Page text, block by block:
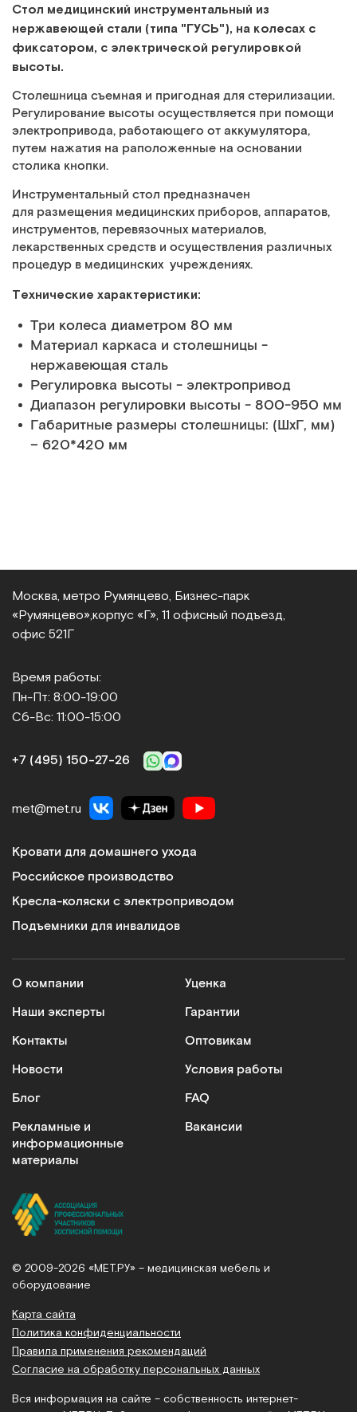
Стол медицинский инструментальный из
нержавеющей стали (типа "ГУСЬ"), на колесах с
фиксатором, с электрической регулировкой
высоты.
Столешница съемная и пригодная для стерилизации.
Регулирование высоты осуществляется при помощи
электропривода, работающего от аккумулятора,
путем нажатия на раположенные на основании
столика кнопки.
Инструментальный стол предназначен
для размещения медицинских приборов, аппаратов,
инструментов, перевязочных материалов,
лекарственных средств и осуществления различных
процедур в медицинских учреждениях.
Технические характеристики:
Три колеса диаметром 80 мм
Материал каркаса и столешницы -
нержавеющая сталь
Регулировка высоты - электропривод
Диапазон регулировки высоты - 800-950 мм
Габаритные размеры столешницы: (ШхГ, мм)
– 620*420 мм
Москва, метро Румянцево, Бизнес‑парк
«Румянцево», корпус «Г», 11 офисный подъезд,
офис 521Г
Время работы:
Пн-Пт: 8:00-19:00
Сб-Вс: 11:00-15:00
+7 (495) 150‑27‑26
met@met.ru
Кровати для домашнего ухода
Российское производство
Кресла-коляски с электроприводом
Подъемники для инвалидов
О компании
Наши эксперты
Контакты
Новости
Блог
Рекламные и
информационные
материалы
Уценка
Гарантии
Оптовикам
Условия работы
FAQ
Вакансии
© 2009-2026 «МЕТ.РУ» – медицинская мебель и
оборудование
Карта сайта
Политика конфиденциальности
Правила применения рекомендаций
Согласие на обработку персональных данных
Вся информация на сайте – собственность интернет-